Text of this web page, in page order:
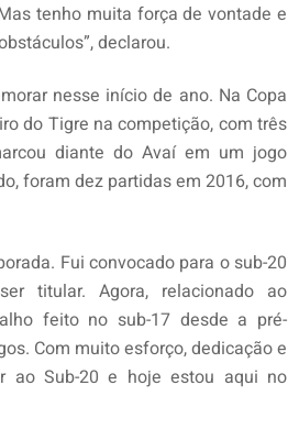
tenho muita força de vontade e
declarou.
nesse início de ano. Na Copa
do Tigre na competição, com três
diante do Avaí em um jogo
foram dez partidas em 2016, com
Fui convocado para o sub-20
titular. Agora, relacionado ao
feito no sub-17 desde a pré-
Com muito esforço, dedicação e
ao Sub-20 e hoje estou aqui no